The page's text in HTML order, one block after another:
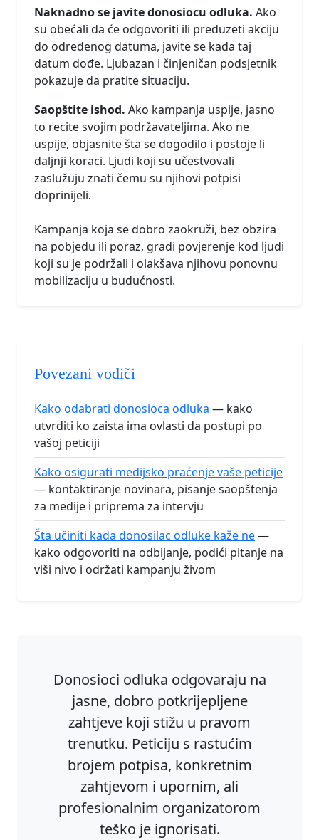
Naknadno se javite donosiocu odluka. Ako
su obećali da će odgovoriti ili preduzeti akciju
do određenog datuma, javite se kada taj
datum dođe. Ljubazan i činjeničan podsjetnik
pokazuje da pratite situaciju.
Saopštite ishod. Ako kampanja uspije, jasno
to recite svojim podržavateljima. Ako ne
uspije, objasnite šta se dogodilo i postoje li
daljnji koraci. Ljudi koji su učestvovali
zaslužuju znati čemu su njihovi potpisi
doprinijeli.
Kampanja koja se dobro zaokruži, bez obzira
na pobjedu ili poraz, gradi povjerenje kod ljudi
koji su je podržali i olakšava njihovu ponovnu
mobilizaciju u budućnosti.
Povezani vodiči
Kako odabrati donosioca odluka — kako
utvrditi ko zaista ima ovlasti da postupi po
vašoj peticiji
Kako osigurati medijsko praćenje vaše peticije
— kontaktiranje novinara, pisanje saopštenja
za medije i priprema za intervju
Šta učiniti kada donosilac odluke kaže ne—
kako odgovoriti na odbijanje, podići pitanje na
viši nivo i održati kampanju živom
Donosioci odluka odgovaraju na
jasne, dobro potkrijepljene
zahtjeve koji stižu u pravom
trenutku. Peticiju s rastućim
brojem potpisa, konkretnim
zahtjevom i upornim, ali
profesionalnim organizatorom
teško je ignorisati.